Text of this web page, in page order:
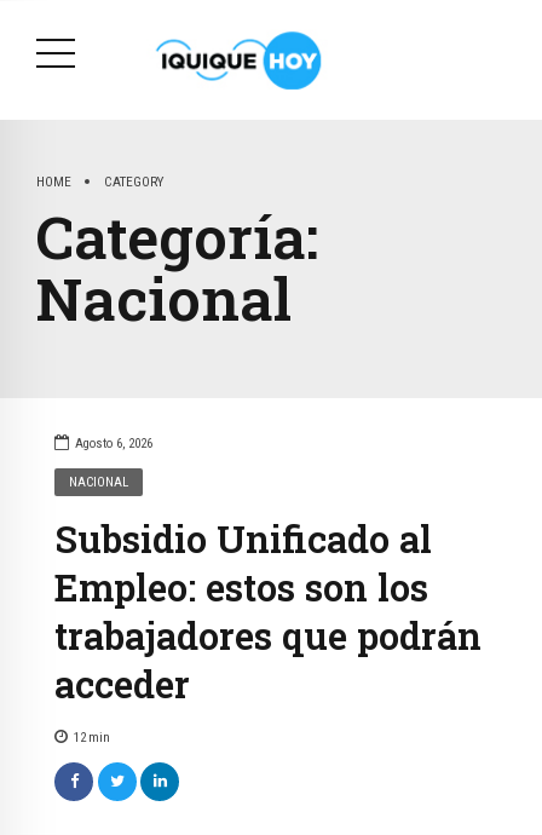
HOME CATEGORY
Categoría:
Nacional
Agosto 6, 2026
NACIONAL
Subsidio Unificado al
Empleo: estos son los
trabajadores que podrán
acceder
12 min